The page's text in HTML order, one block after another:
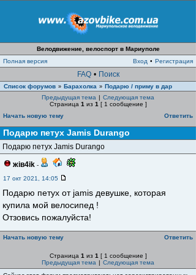
Велодвижение, велоспорт в Мариуполе
Полная версия
Вход • Регистрация
FAQ • Поиск
Список форумов » Барахолка » Подарю / приму в дар
Предыдущая тема | Следующая тема
Страница 1 из 1 [ 1 сообщение ]
Начать новую тему
Ответить
Подарю петух Jamis Durango
Подарю петух Jamis Durango
жiв4ik -
17 окт 2021, 14:05
Подарю петух от jamis девушке, которая
купила мой велосипед !
Отзовись пожалуйста!
Начать новую тему Ответить
Страница 1 из 1 [ 1 сообщение ]
Предыдущая тема | Следующая тема